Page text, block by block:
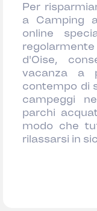
Per
a Camping
online
d'Oise,
vacanza a
contempo di
campeggi
parchi
modo che
rilassarsi in